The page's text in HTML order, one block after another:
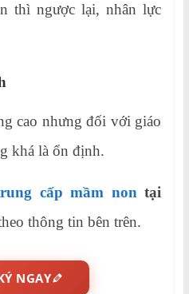
thì ngược lại, nhân lực
cao nhưng đối với giáo
khá là ổn định.
cấp mầm nontại
thông tin bên trên.
NGAY